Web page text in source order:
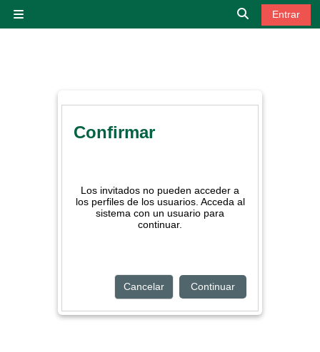
Entrar
Confirmar
Los invitados no pueden acceder a
los perfiles de los usuarios. Acceda al
sistema con un usuario para
continuar.
Cancelar Continuar